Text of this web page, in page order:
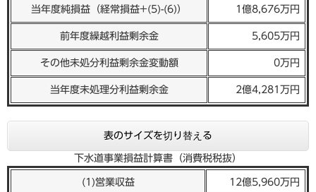
当年度純損益（経常損益+(5)-(6)） 1億8,676万円
前年度繰越利益剰余金 5,605万円
その他未処分利益剰余金変動額 0万円
当年度未処理分利益剰余金 2億4,281万円
表のサイズを切り替える
下水道事業損益計算書（消費税税抜）
(1)営業収益 12億5,960万円